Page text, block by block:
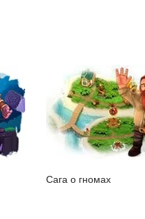
Сага о гномах